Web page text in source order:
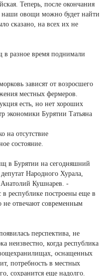
Теперь, после окончания
наши овощи можно будет найти
сказано, на всех их не
разное время поднимали
зависят от возросшего
местных фермеров.
есть, но нет хороших
экономики Бурятии Татьяна
на отсутствие
состояние.
в Бурятии на сегодняшний
Народного Хурала,
Анатолий Кушнарев. -
республике построены еще в
не отвечают современным
перспектива, не
неизвестно, когда республика
оснащенных
потребность в местных
сохранится еще надолго.